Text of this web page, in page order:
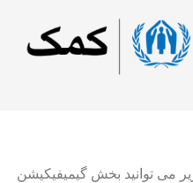
می توانید بخش گیمیفیکیشن